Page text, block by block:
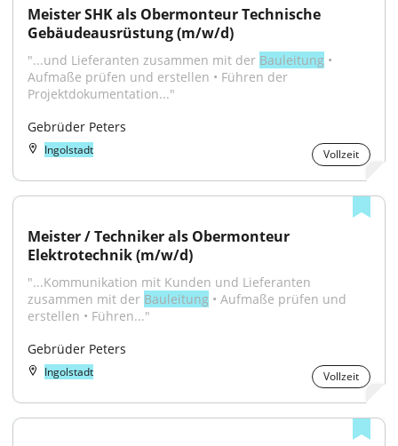
Meister SHK als Obermonteur Technische
Gebäudeausrüstung (m/w/d)
"...und Lieferanten zusammen mit der Bauleitung •
Aufmaße prüfen und erstellen • Führen der
Projektdokumentation..."
Gebrüder Peters
Ingolstadt Vollzeit
Meister / Techniker als Obermonteur
Elektrotechnik (m/w/d)
"...Kommunikation mit Kunden und Lieferanten
zusammen mit der Bauleitung • Aufmaße prüfen und
erstellen • Führen..."
Gebrüder Peters
Ingolstadt Vollzeit